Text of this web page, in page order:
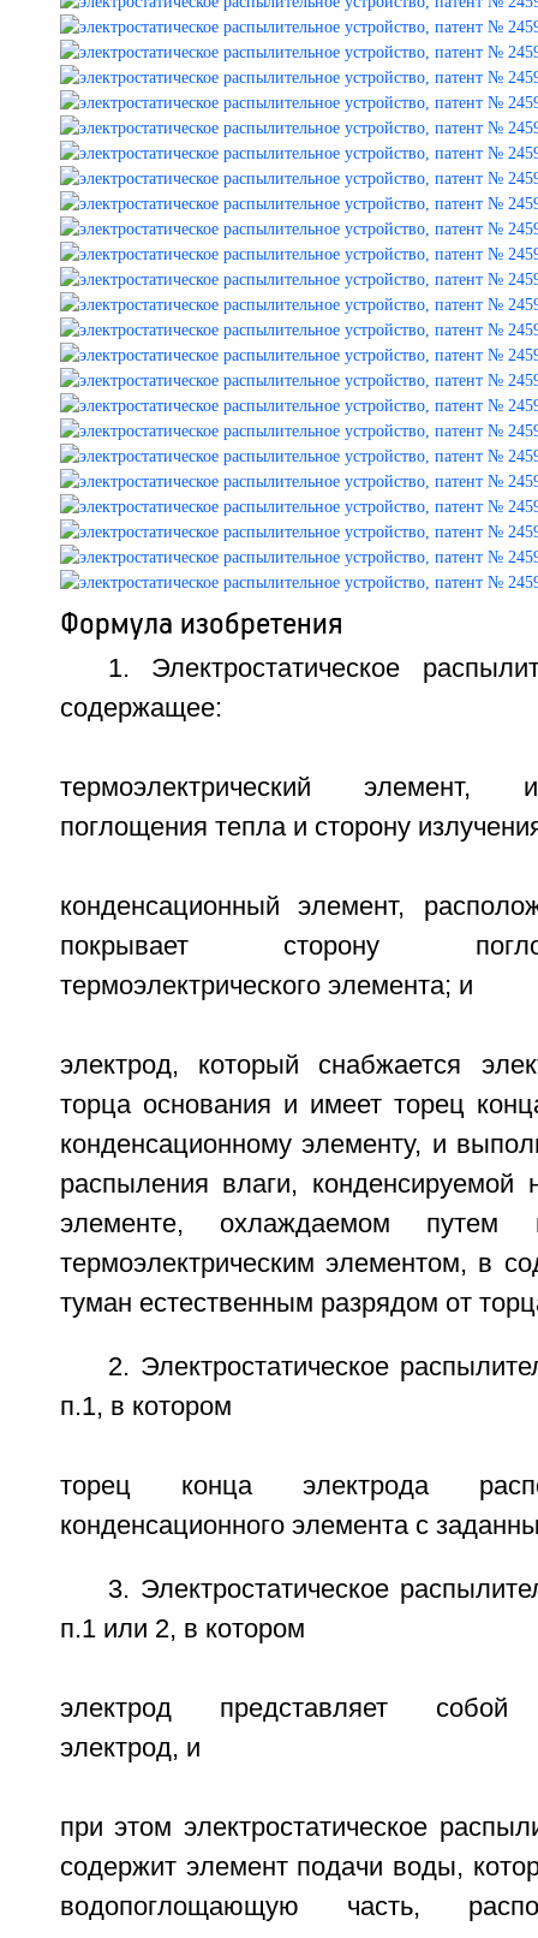
Формула изобретения
1. Электростатическое
содержащее:
термоэлектрический элемент,
поглощения тепла и сторону
конденсационный элемент,
покрывает сторону
термоэлектрического элемента; и
электрод, который снабжается
торца основания и имеет торец
конденсационному элементу, и
распыления влаги, конденсируемой
элементе, охлаждаемом путем
термоэлектрическим элементом, в
туман естественным разрядом от
2. Электростатическое
п.1, в котором
торец конца электрода
конденсационного элемента с
3. Электростатическое
п.1 или 2, в котором
электрод представляет собой
электрод, и
при этом электростатическое
содержит элемент подачи воды,
водопоглощающую часть,